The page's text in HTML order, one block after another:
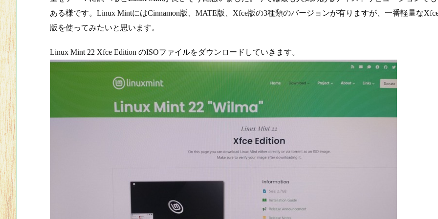
ある様です。Linux MintにはCinnamon版、MATE版、Xfce版の3種類のバージョンが有りますが、一番軽量な
版を使ってみたいと思います。
Linux Mint 22 Xfce Edition のISOファイルをダウンロードしていきます。